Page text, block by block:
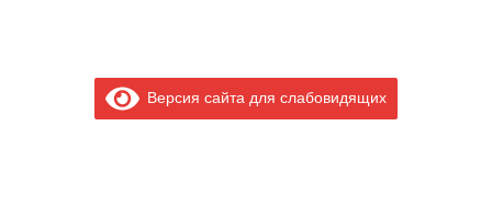
Версия сайта для слабовидящих